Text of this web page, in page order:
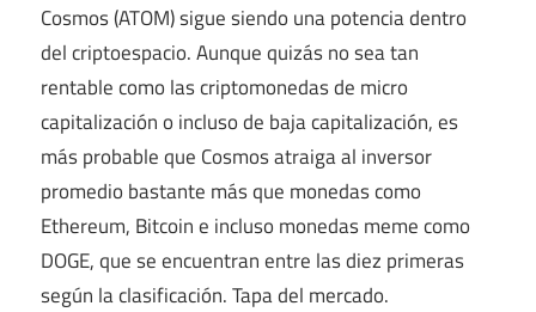
Cosmos (ATOM) sigue siendo una potencia dentro
del criptoespacio. Aunque quizás no sea tan
rentable como las criptomonedas de micro
capitalización o incluso de baja capitalización, es
más probable que Cosmos atraiga al inversor
promedio bastante más que monedas como
Ethereum, Bitcoin e incluso monedas meme como
DOGE, que se encuentran entre las diez primeras
según la clasificación. Tapa del mercado.